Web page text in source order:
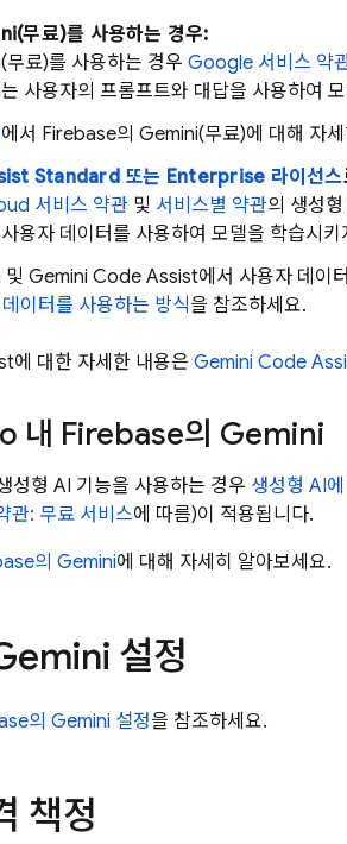
무료)를 사용하는 경우:
료)를 사용하는 경우 Google 서비스 약
사용자의 프롬프트와 대답을 사용하여
에서 Firebase의 Gemini(무료)에 대해 자
Standard 또는 Enterprise 라이선스
서비스 약관 및 서비스별 약관의 생성
사용자 데이터를 사용하여 모델을 학습시키
및 Gemini Code Assist에서 사용자 데이
이터를 사용하는 방식을 참조하세요.
에 대한 자세한 내용은 Gemini Code
내 Firebase의 Gemini
성형 AI 기능을 사용하는 경우 생성형 AI
관: 무료 서비스에 따름)이 적용됩니다.
의 Gemini에 대해 자세히 알아보세요.
설정
의 Gemini 설정을 참조하세요.
책정